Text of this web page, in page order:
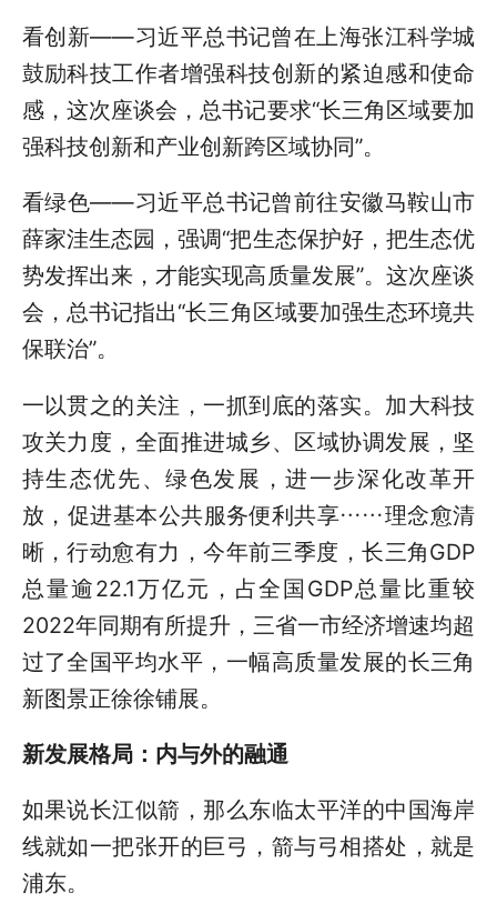
看创新——习近平总书记曾在上海张江科学城
鼓励科技工作者增强科技创新的紧迫感和使命
感，这次座谈会，总书记要求“长三角区域要加
强科技创新和产业创新跨区域协同”。
看绿色——习近平总书记曾前往安徽马鞍山市
薛家洼生态园，强调“把生态保护好，把生态优
势发挥出来，才能实现高质量发展”。这次座谈
会，总书记指出“长三角区域要加强生态环境共
保联治”。
一以贯之的关注，一抓到底的落实。加大科技
攻关力度，全面推进城乡、区域协调发展，坚
持生态优先、绿色发展，进一步深化改革开
放，促进基本公共服务便利共享……理念愈清
晰，行动愈有力，今年前三季度，长三角GDP
总量逾22.1万亿元，占全国GDP总量比重较
2022年同期有所提升，三省一市经济增速均超
过了全国平均水平，一幅高质量发展的长三角
新图景正徐徐铺展。
新发展格局：内与外的融通
如果说长江似箭，那么东临太平洋的中国海岸
线就如一把张开的巨弓，箭与弓相搭处，就是
浦东。